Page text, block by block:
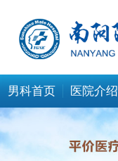
男科首页 医院介绍